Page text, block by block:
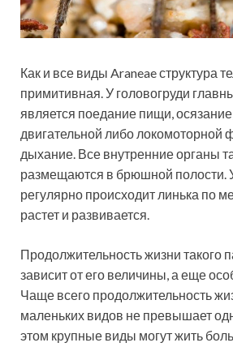
Как и все виды Araneae структура
примитивная. У головогруди
является поедание пищи,
двигательной либо локомоторной
дыхание. Все внутренние органы
размещаются в брюшной полости.
регулярно происходит линька по
растет и развивается.
Продолжительность жизни такого
зависит от его величины, а еще
Чаще всего продолжительность
маленьких видов не превышает
этом крупные виды могут жить